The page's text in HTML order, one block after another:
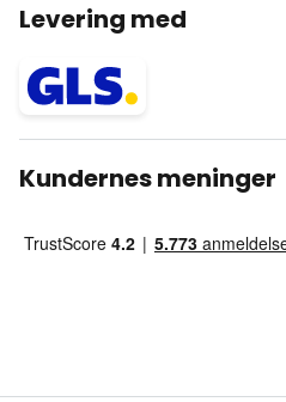
Levering med
Kundernes meninger